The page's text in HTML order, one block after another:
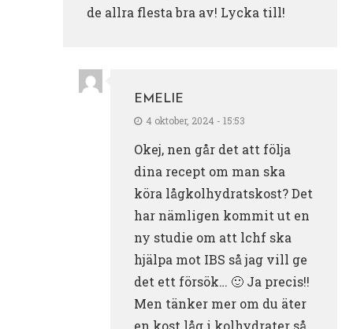
de allra flesta bra av! Lycka till!
EMELIE
4 oktober, 2024 - 15:53
Okej, nen går det att följa
dina recept om man ska
köra lågkolhydratskost? Det
har nämligen kommit ut en
ny studie om att lchf ska
hjälpa mot IBS så jag vill ge
det ett försök… 🙂 Ja precis!!
Men tänker mer om du äter
en kost låg i kolhydrater så